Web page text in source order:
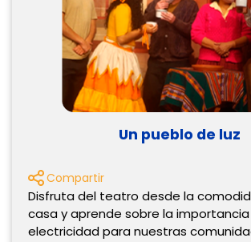
Un pueblo de luz
Compartir
Disfruta del teatro desde la
casa y aprende sobre la
electricidad para nuestras